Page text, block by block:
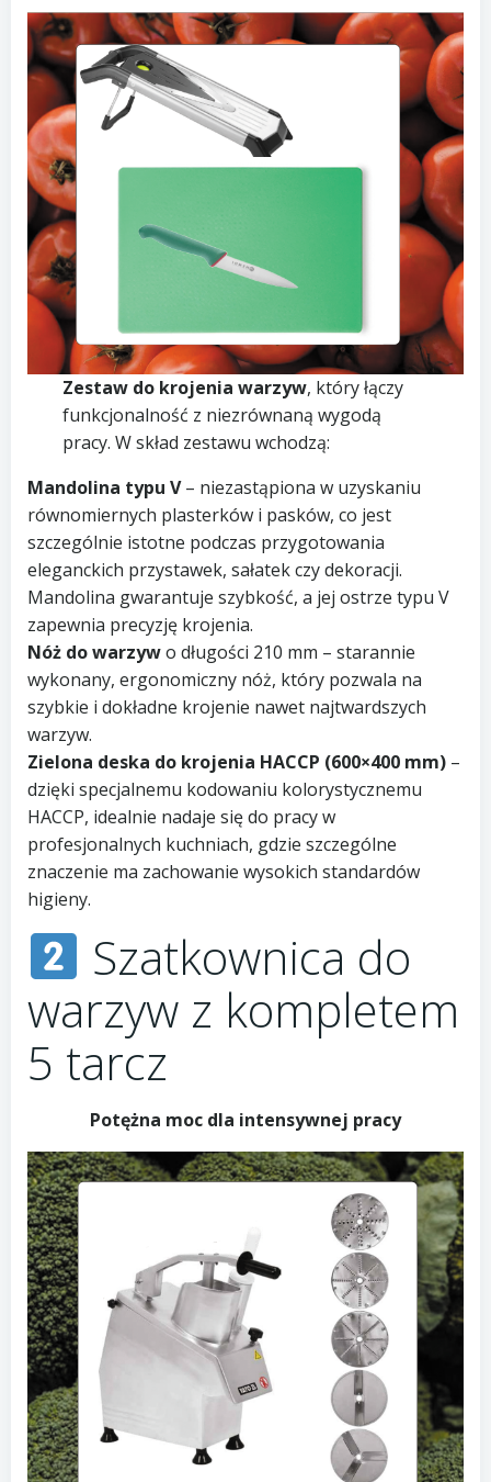
Zestaw do krojenia warzyw, który łączy
funkcjonalność z niezrównaną wygodą
pracy. W skład zestawu wchodzą:
Mandolina typu V– niezastąpiona w uzyskaniu
równomiernych plasterków i pasków, co jest
szczególnie istotne podczas przygotowania
eleganckich przystawek, sałatek czy dekoracji.
Mandolina gwarantuje szybkość, a jej ostrze typu V
zapewnia precyzję krojenia.
Nóż do warzywo długości 210 mm – starannie
wykonany, ergonomiczny nóż, który pozwala na
szybkie i dokładne krojenie nawet najtwardszych
warzyw.
Zielona deska do krojenia HACCP (600×400 mm) –
dzięki specjalnemu kodowaniu kolorystycznemu
HACCP, idealnie nadaje się do pracy w
profesjonalnych kuchniach, gdzie szczególne
znaczenie ma zachowanie wysokich standardów
higieny.
Szatkownica do
warzyw z kompletem
5 tarcz
Potężna moc dla intensywnej pracy